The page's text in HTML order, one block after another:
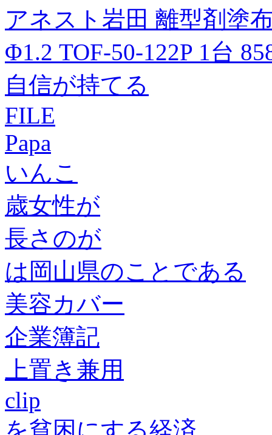
アネスト岩田 離型剤塗
Φ1.2 TOF-50-122P 1台
自信が持てる
FILE
Papa
いんこ
歳女性が
長さのが
は岡山県のことである
美容カバー
企業簿記
上置き兼用
clip